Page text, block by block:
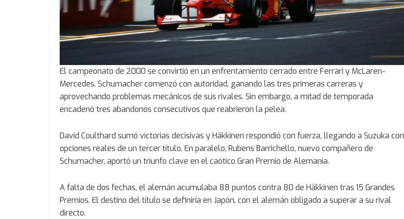
El campeonato de 2000 se convirtió en un enfrentamiento cerrado entre Ferrari y McLaren-
Mercedes. Schumacher comenzó con autoridad, ganando las tres primeras carreras y
aprovechando problemas mecánicos de sus rivales. Sin embargo, a mitad de temporada
encadenó tres abandonos consecutivos que reabrieron la pelea.
David Coulthard sumó victorias decisivas y Häkkinen respondió con fuerza, llegando a Suzuka con
opciones reales de un tercer título. En paralelo, Rubens Barrichello, nuevo compañero de
Schumacher, aportó un triunfo clave en el caótico Gran Premio de Alemania.
A falta de dos fechas, el alemán acumulaba 88 puntos contra 80 de Häkkinen tras 15 Grandes
Premios. El destino del título se definiría en Japón, con el alemán obligado a superar a su rival
directo.